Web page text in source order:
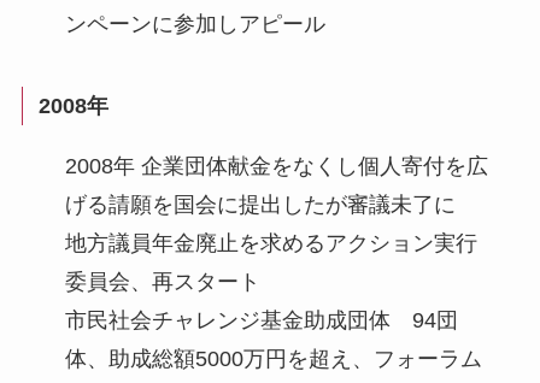
ンペーンに参加しアピール
2008年
2008年 企業団体献金をなくし個人寄付を広
げる請願を国会に提出したが審議未了に
地方議員年金廃止を求めるアクション実行
委員会、再スタート
市民社会チャレンジ基金助成団体 94団
体、助成総額5000万円を超え、フォーラム